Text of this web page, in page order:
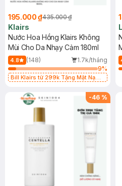
195.000 ₫435.000 ₫
Klairs
Nước Hoa Hồng Klairs Không
Mùi Cho Da Nhạy Cảm 180ml
4.8 (148)
1.7k/tháng
9%
Bill Klairs từ 299k Tặng Mặt Nạ
25ml (SL Có Hạn)
-46 %